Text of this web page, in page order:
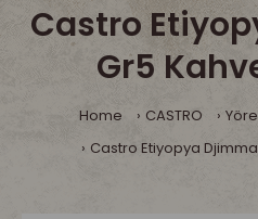
Castro
Gr5
Home CASTRO
Castro Etiyopya